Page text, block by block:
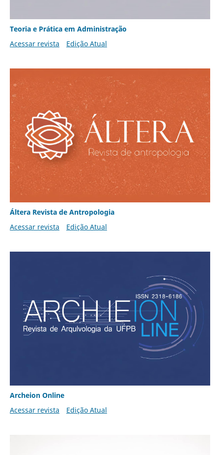
Teoria e Prática em Administração
Acessar revista
Edição Atual
Áltera Revista de Antropologia
Acessar revista
Edição Atual
Archeion Online
Acessar revista
Edição Atual